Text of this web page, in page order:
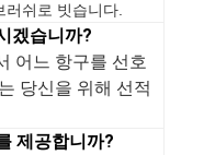
러쉬로 빗습니다.
겠습니까?
어느 항구를 선호
당신을 위해 선적
제공합니까?